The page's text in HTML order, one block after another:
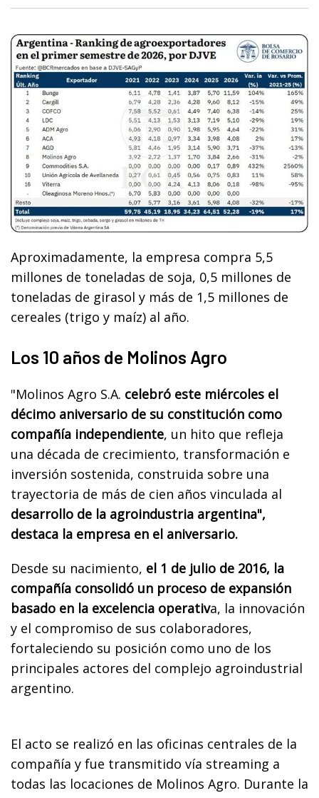
Aproximadamente, la empresa compra 5,5
millones de toneladas de soja, 0,5 millones de
toneladas de girasol y más de 1,5 millones de
cereales (trigo y maíz) al año.
Los 10 años de Molinos Agro
"Molinos Agro S.A. celebró este miércoles el
décimo aniversario de su constitución como
compañía independiente, un hito que refleja
una década de crecimiento, transformación e
inversión sostenida, construida sobre una
trayectoria de más de cien años vinculada al
desarrollo de la agroindustria argentina",
destaca la empresa en el aniversario.
Desde su nacimiento, el 1 de julio de 2016, la
compañía consolidó un proceso de expansión
basado en la excelencia operativa, la innovación
y el compromiso de sus colaboradores,
fortaleciendo su posición como uno de los
principales actores del complejo agroindustrial
argentino.
El acto se realizó en las oficinas centrales de la
compañía y fue transmitido vía streaming a
todas las locaciones de Molinos Agro. Durante la